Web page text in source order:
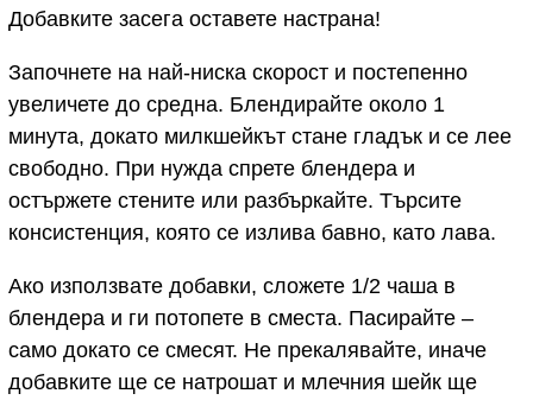
Добавките засега оставете настрана!
Започнете на най-ниска скорост и постепенно
увеличете до средна. Блендирайте около 1
минута, докато милкшейкът стане гладък и се лее
свободно. При нужда спрете блендера и
остържете стените или разбъркайте. Търсите
консистенция, която се излива бавно, като лава.
Ако използвате добавки, сложете 1/2 чаша в
блендера и ги потопете в сместа. Пасирайте –
само докато се смесят. Не прекалявайте, иначе
добавките ще се натрошат и млечния шейк ще